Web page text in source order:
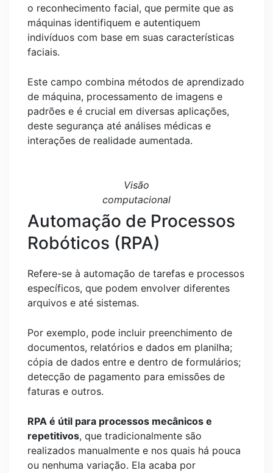
o reconhecimento facial, que permite que as
máquinas identifiquem e autentiquem
indivíduos com base em suas características
faciais.
Este campo combina métodos de aprendizado
de máquina, processamento de imagens e
padrões e é crucial em diversas aplicações,
deste segurança até análises médicas e
interações de realidade aumentada.
Visão
computacional
Automação de Processos
Robóticos (RPA)
Refere-se à automação de tarefas e processos
específicos, que podem envolver diferentes
arquivos e até sistemas.
Por exemplo, pode incluir preenchimento de
documentos, relatórios e dados em planilha;
cópia de dados entre e dentro de formulários;
detecção de pagamento para emissões de
faturas e outros.
RPA é útil para processos mecânicos e
repetitivos, que tradicionalmente são
realizados manualmente e nos quais há pouca
ou nenhuma variação. Ela acaba por